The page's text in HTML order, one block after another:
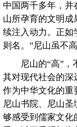
中国两千多年，
山所孕育的文明
续注入动力。正如
则名。”尼山虽不
尼山的“高”，
其对现代社会的深
作为中华文化的重
尼山书院、尼山
够感受到儒家文化